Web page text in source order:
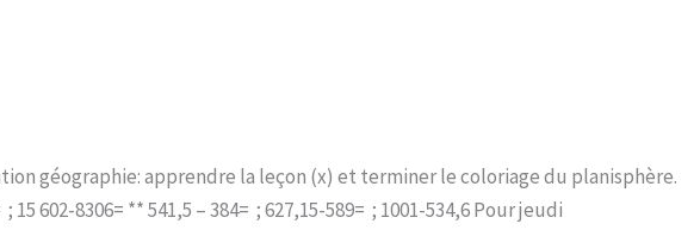
géographie: apprendre la leçon (x) et terminer le coloriage du planisphère.
602-8306= ** 541,5 – 384= ; 627,15-589= ; 1001-534,6 Pour jeudi